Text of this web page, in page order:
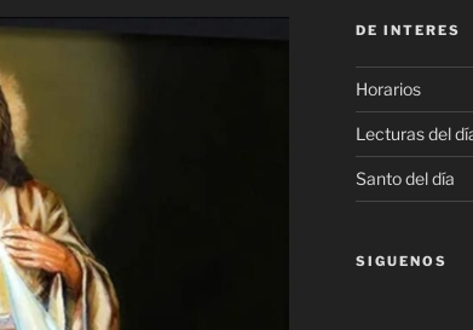
DE INTERES
Horarios
Lecturas del
Santo del día
SIGUENOS